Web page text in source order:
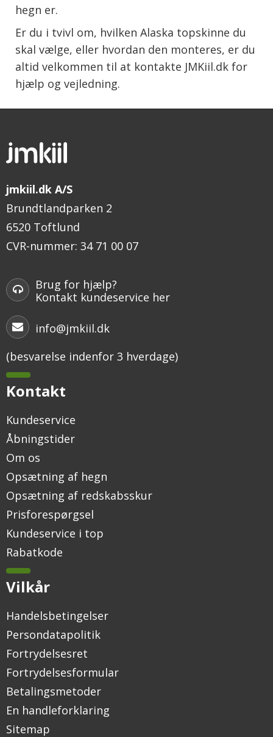
hegn er.
Er du i tvivl om, hvilken Alaska topskinne du
skal vælge, eller hvordan den monteres, er du
altid velkommen til at kontakte JMKiil.dk for
hjælp og vejledning.
jmkiil.dk A/S
Brundtlandparken 2
6520 Toftlund
CVR-nummer: 34 71 00 07
Brug for hjælp?
Kontakt kundeservice her
info@jmkiil.dk
(besvarelse indenfor 3 hverdage)
Kontakt
Kundeservice
Åbningstider
Om os
Opsætning af hegn
Opsætning af redskabsskur
Prisforespørgsel
Kundeservice i top
Rabatkode
Vilkår
Handelsbetingelser
Persondatapolitik
Fortrydelsesret
Fortrydelsesformular
Betalingsmetoder
En handleforklaring
Sitemap